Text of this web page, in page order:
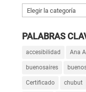
Categorías
PALABRAS
accesibilidad Ana
buenosaires
Certificado chubut